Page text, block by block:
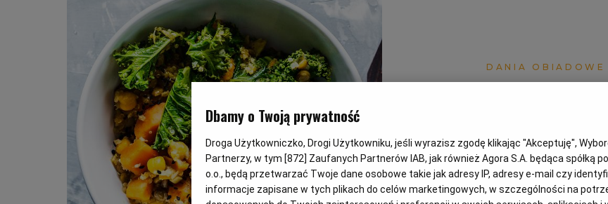
DANIA OBIADOWE
przepisy
potrawki
Dbamy o Twoją prywatność
Droga Użytkowniczko, Drogi Użytkowniku, jeśli wyrazisz zgodę klikając "Akceptuję",
Partnerzy, w tym [872] Zaufanych Partnerów IAB, jak również Agora S.A. będąca spółką
o.o., będą przetwarzać Twoje dane osobowe takie jak adresy IP, adresy e-mail czy
informacje zapisane w tych plikach do celów marketingowych, w szczególności na